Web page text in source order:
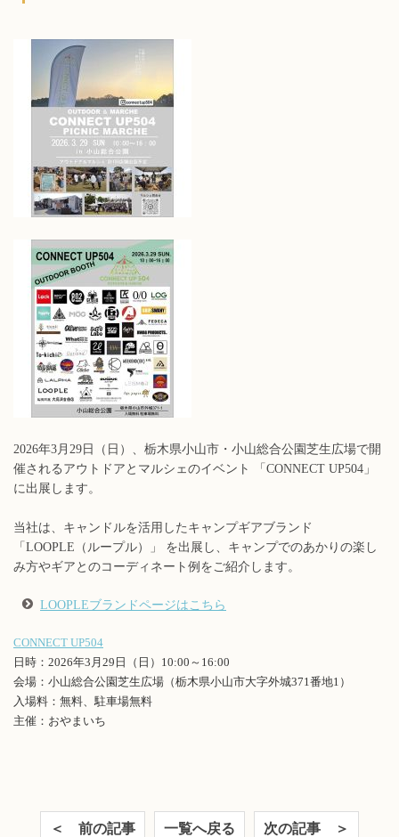
2026年3月29日（日）、栃木県小山市・小山総合公園芝生広場で開
催されるアウトドアとマルシェのイベント 「CONNECT UP504」
に出展します。
当社は、キャンドルを活用したキャンプギアブランド
「LOOPLE（ループル）」 を出展し、キャンプでのあかりの楽し
み方やギアとのコーディネート例をご紹介します。
LOOPLEブランドページはこちら
CONNECT UP504
日時：2026年3月29日（日）10:00～16:00
会場：小山総合公園芝生広場（栃木県小山市大字外城371番地1）
入場料：無料、駐車場無料
主催：おやまいち
＜ 前の記事 一覧へ戻る 次の記事 ＞